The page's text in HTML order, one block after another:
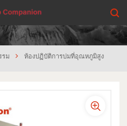
รม ห้องปฏิบัติการบ่มที่อุณหภูมิสูง